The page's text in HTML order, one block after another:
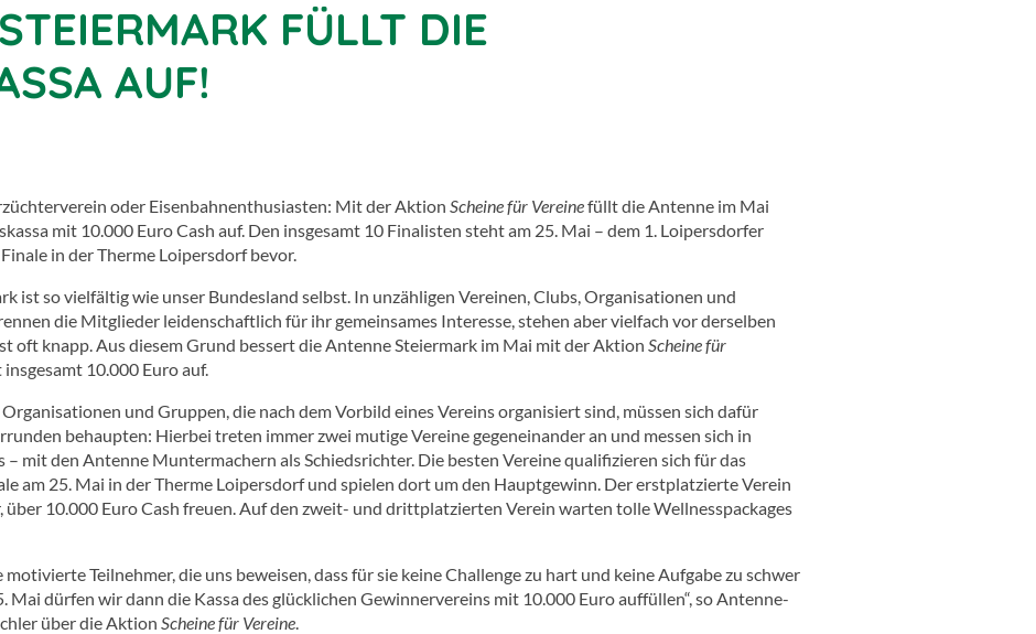
FÜLLT DIE
AUF!
oder Eisenbahnenthusiasten: Mit der Aktion Scheine für Vereinefüllt die Antenne im Mai
mit 10.000 Euro Cash auf. Den insgesamt 10 Finalisten steht am 25. Mai – dem 1. Loipersdorfer
in der Therme Loipersdorf bevor.
ist so vielfältig wie unser Bundesland selbst. In unzähligen Vereinen, Clubs, Organisationen und
die Mitglieder leidenschaftlich für ihr gemeinsames Interesse, stehen aber vielfach vor derselben
oft knapp. Aus diesem Grund bessert die Antenne Steiermark im Mai mit der Aktion Scheine für
10.000 Euro auf.
und Gruppen, die nach dem Vorbild eines Vereins organisiert sind, müssen sich dafür
behaupten: Hierbei treten immer zwei mutige Vereine gegeneinander an und messen sich in
– mit den Antenne Muntermachern als Schiedsrichter. Die besten Vereine qualifizieren sich für das
am 25. Mai in der Therme Loipersdorf und spielen dort um den Hauptgewinn. Der erstplatzierte Verein
über 10.000 Euro Cash freuen. Auf den zweit- und drittplatzierten Verein warten tolle Wellnesspackages
motivierte Teilnehmer, die uns beweisen, dass für sie keine Challenge zu hart und keine Aufgabe zu schwer
Mai dürfen wir dann die Kassa des glücklichen Gewinnervereins mit 10.000 Euro auffüllen“, so Antenne-
über die Aktion Scheine für Vereine.